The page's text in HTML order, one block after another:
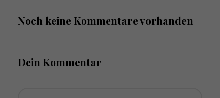
Noch keine Kommentare vorhanden
Dein Kommentar